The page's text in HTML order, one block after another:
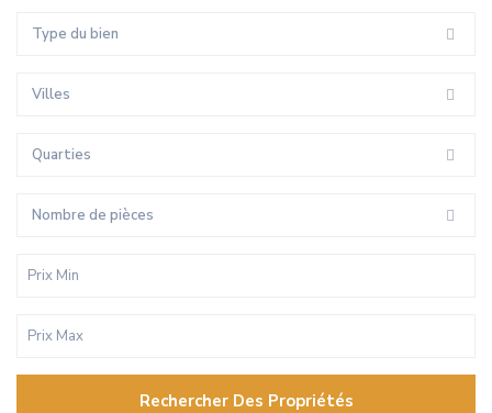
Type du bien
Villes
Quarties
Nombre de pièces
Rechercher Des Propriétés